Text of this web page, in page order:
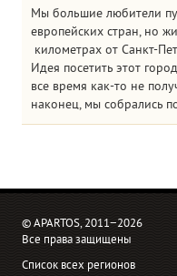
Мы большие любители
европейских стран, но
километрах от Санкт-
Идея посетить этот
все время как-то не
наконец, мы собрались
© APARTOS, 2011−2026
Все права защищены
Список всех регионов